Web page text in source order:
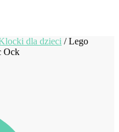
dla dzieci /Lego
Ock